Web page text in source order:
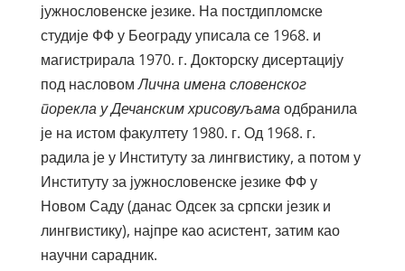
јужнословенске језике. На постдипломске
студије ФФ у Београду уписала се 1968. и
магистрирала 1970. г. Докторску дисертацију
под насловомЛична имена словенског
порекла у Дечанским хрисовуљамаодбранила
је на истом факултету 1980. г. Од 1968. г.
радила је у Институту за лингвистику, а потом у
Институту за јужнословенске језике ФФ у
Новом Саду (данас Одсек за српски језик и
лингвистику), најпре као асистент, затим као
научни сарадник.